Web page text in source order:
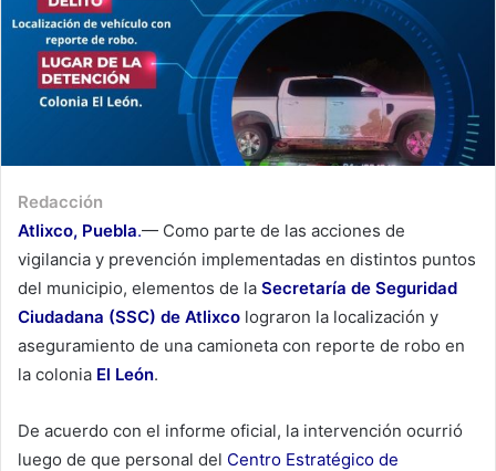
Redacción
Atlixco, Puebla.— Como parte de las acciones de
vigilancia y prevención implementadas en distintos puntos
del municipio, elementos de la Secretaría de Seguridad
Ciudadana (SSC) de Atlixco lograron la localización y
aseguramiento de una camioneta con reporte de robo en
la colonia El León.
De acuerdo con el informe oficial, la intervención ocurrió
luego de que personal del Centro Estratégico de